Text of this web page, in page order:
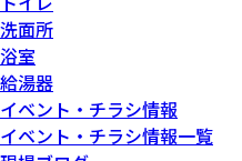
洗面所
浴室
給湯器
イベント・チラシ情報
イベント・チラシ情報一覧